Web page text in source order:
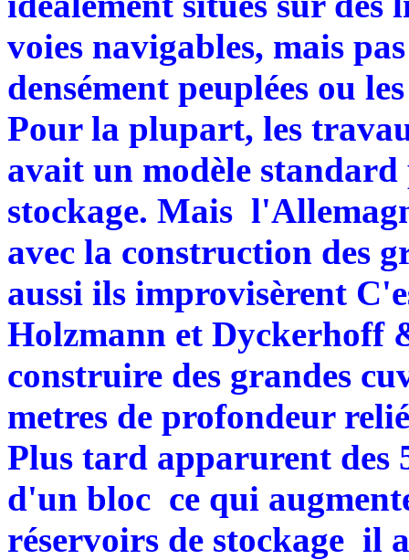
voies navigables, mais
densément peuplées ou
Pour la plupart, les
avait un modèle
stockage. Mais
avec la construction des
aussi ils improvisèrent
Holzmann et Dyckerhoff
construire des grandes
metres de profondeur
Plus tard apparurent des
d'un bloc ce qui
réservoirs de stockage il